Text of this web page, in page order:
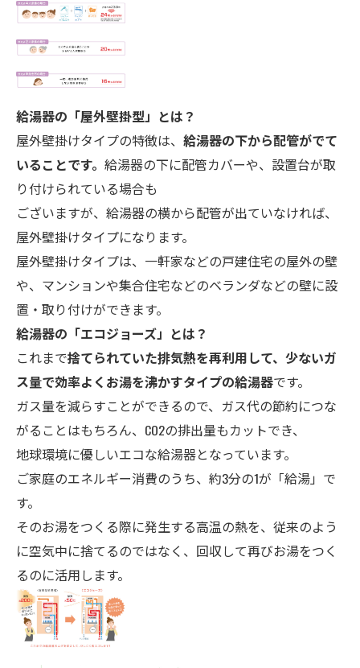
給湯器の「屋外壁掛型」とは？
屋外壁掛けタイプの特徴は、 給湯器の下から配管がでて
いることです。 給湯器の下に配管カバーや、設置台が取
り付けられている場合も
ございますが、給湯器の横から配管が出ていなければ、
屋外壁掛けタイプになります。
屋外壁掛けタイプは、一軒家などの戸建住宅の屋外の壁
や、マンションや集合住宅などのベランダなどの壁に設
置・取り付けができます。
給湯器の「エコジョーズ」とは？
これまで捨てられていた排気熱を再利用して、少ないガ
ス量で効率よくお湯を沸かすタイプの給湯器です。
ガス量を減らすことができるので、ガス代の節約につな
がることはもちろん、CO2の排出量もカットでき、
地球環境に優しいエコな給湯器となっています。
ご家庭のエネルギー消費のうち、約3分の1が「給湯」で
す。
そのお湯をつくる際に発生する高温の熱を、従来のよう
に空気中に捨てるのではなく、回収して再びお湯をつく
るのに活用します。